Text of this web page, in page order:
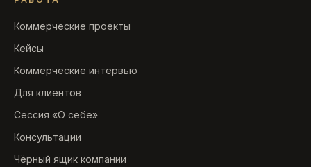
Коммерческие проекты
Кейсы
Коммерческие интервью
Для клиентов
Сессия «О себе»
Консультации
Чёрный ящик компании